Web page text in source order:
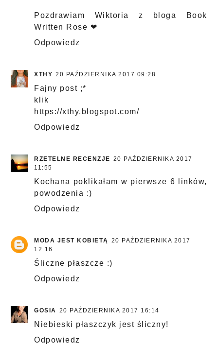
Pozdrawiam Wiktoria z bloga
Book
Written Rose ❤
Odpowiedz
XTHY 20 PAŹDZIERNIKA 2017 09:28
Fajny post ;*
klik
https://xthy.blogspot.com/
Odpowiedz
RZETELNE RECENZJE 20 PAŹDZIERNIKA 2017
11:55
Kochana poklikałam w pierwsze 6 linków,
powodzenia :)
Odpowiedz
MODA JEST KOBIETĄ 20 PAŹDZIERNIKA 2017
12:16
Śliczne płaszcze :)
Odpowiedz
GOSIA 20 PAŹDZIERNIKA 2017 16:14
Niebieski płaszczyk jest śliczny!
Odpowiedz